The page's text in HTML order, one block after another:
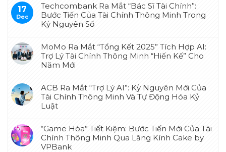
17
Dec
Techcombank Ra Mắt “Bác Sĩ Tài Chính”:
Bước Tiến Của Tài Chính Thông Minh Trong
Kỷ Nguyên Số
MoMo Ra Mắt “Tổng Kết 2025” Tích Hợp AI:
Trợ Lý Tài Chính Thông Minh “Hiến Kế” Cho
Năm Mới
ACB Ra Mắt “Trợ Lý AI”: Kỷ Nguyên Mới Của
Tài Chính Thông Minh Và Tự Động Hóa Kỷ
Luật
“Game Hóa” Tiết Kiệm: Bước Tiến Mới Của Tài
Chính Thông Minh Qua Lăng Kính Cake by
VPBank